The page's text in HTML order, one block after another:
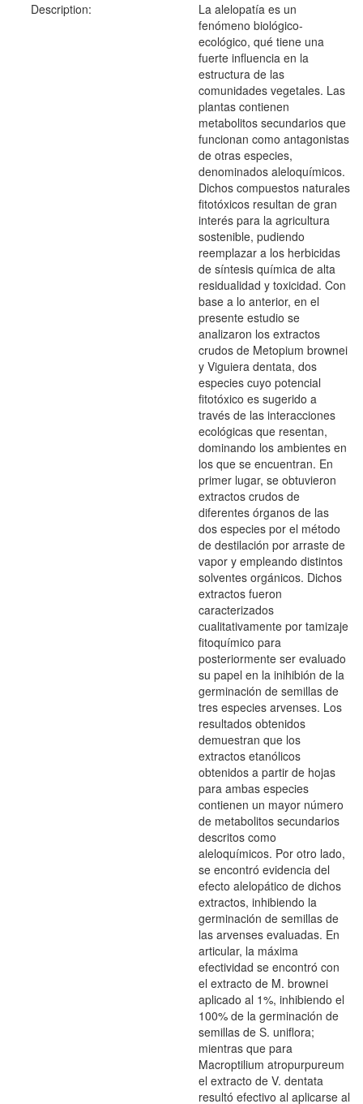
Description:
La alelopatía es un
fenómeno biológico-
ecológico, qué tiene una
fuerte influencia en la
estructura de las
comunidades vegetales. Las
plantas contienen
metabolitos secundarios que
funcionan como antagonistas
de otras especies,
denominados aleloquímicos.
Dichos compuestos naturales
fitotóxicos resultan de gran
interés para la agricultura
sostenible, pudiendo
reemplazar a los herbicidas
de síntesis química de alta
residualidad y toxicidad. Con
base a lo anterior, en el
presente estudio se
analizaron los extractos
crudos de Metopium brownei
y Viguiera dentata, dos
especies cuyo potencial
fitotóxico es sugerido a
través de las interacciones
ecológicas que resentan,
dominando los ambientes en
los que se encuentran. En
primer lugar, se obtuvieron
extractos crudos de
diferentes órganos de las
dos especies por el método
de destilación por arraste de
vapor y empleando distintos
solventes orgánicos. Dichos
extractos fueron
caracterizados
cualitativamente por tamizaje
fitoquímico para
posteriormente ser evaluado
su papel en la inihibión de la
germinación de semillas de
tres especies arvenses. Los
resultados obtenidos
demuestran que los
extractos etanólicos
obtenidos a partir de hojas
para ambas especies
contienen un mayor número
de metabolitos secundarios
descritos como
aleloquímicos. Por otro lado,
se encontró evidencia del
efecto alelopático de dichos
extractos, inhibiendo la
germinación de semillas de
las arvenses evaluadas. En
articular, la máxima
efectividad se encontró con
el extracto de M. brownei
aplicado al 1%, inhibiendo el
100% de la germinación de
semillas de S. uniflora;
mientras que para
Macroptilium atropurpureum
el extracto de V. dentata
resultó efectivo al aplicarse al